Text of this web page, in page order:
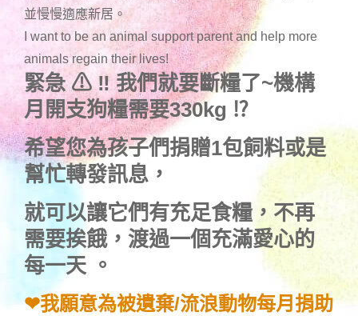
並慢慢適應新居。
I want to be an animal support parent and help more
animals regain their lives!
緊急⚠ ‼ 我們就要斷糧了~機構
月開支狗糧需要330kg ⁉
希望您為孩子們捐贈1包飼料或是
幫忙轉發訊息，
就可以讓它們有充足食糧，不再
需要挨餓，渡過一個充滿愛心的
每一天 。
❤我願意為被遺棄/流浪動物每月捐助